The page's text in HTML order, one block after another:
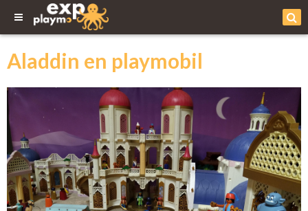
Aladdin en playmobil